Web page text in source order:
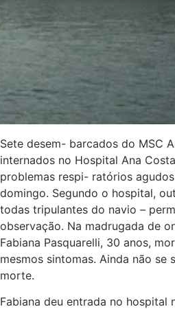
Sete desem- barcados do MSC
internados no Hospital Ana
problemas respi- ratórios
domingo. Segundo o hospital,
todas tripulantes do navio –
observação. Na madrugada de
Fabiana Pasquarelli, 30 anos,
mesmos sintomas. Ainda não se
morte.
Fabiana deu entrada no hospital